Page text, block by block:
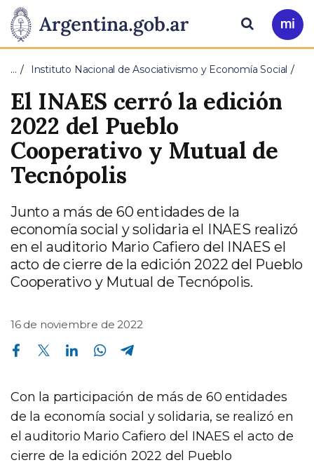
Presidencia
de
la
Nación
Pasar al contenido principal
Ir
a
Buscar
… Instituto Nacional de Asociativismo y Economía Social
El INAES cerró la edición
2022 del Pueblo
Cooperativo y Mutual de
Tecnópolis
Junto a más de 60 entidades de la
economía social y solidaria el INAES realizó
en el auditorio Mario Cafiero del INAES el
acto de cierre de la edición 2022 del Pueblo
Cooperativo y Mutual de Tecnópolis.
16 de noviembre de 2022
Compartir en Facebook Compartir en Twitter Compartir en Linkedin Compartir en Whatsapp
Con la participación de más de 60 entidades
de la economía social y solidaria, se realizó en
el auditorio Mario Cafiero del INAES el acto de
cierre de la edición 2022 del Pueblo